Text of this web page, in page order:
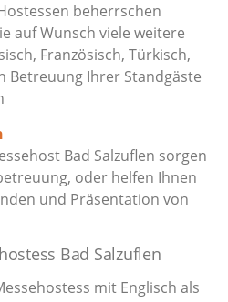
beherrschen
auf Wunsch viele weitere
Französisch, Türkisch,
Betreuung Ihrer Standgäste
Bad Salzuflen sorgen
oder helfen Ihnen
und Präsentation von
Bad Salzuflen
mit Englisch als